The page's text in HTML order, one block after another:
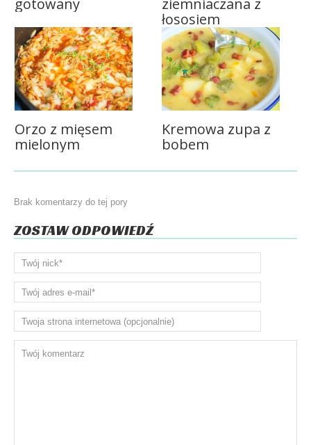
gotowany
ziemniaczana z
łososiem
Orzo z mięsem
mielonym
Kremowa zupa z
bobem
Brak komentarzy do tej pory
ZOSTAW ODPOWIEDŹ